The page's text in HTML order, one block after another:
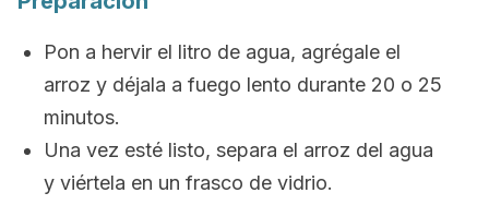
Pon a hervir el litro de agua, agrégale el
arroz y déjala a fuego lento durante 20 o 25
minutos.
Una vez esté listo, separa el arroz del agua
y viértela en un frasco de vidrio.